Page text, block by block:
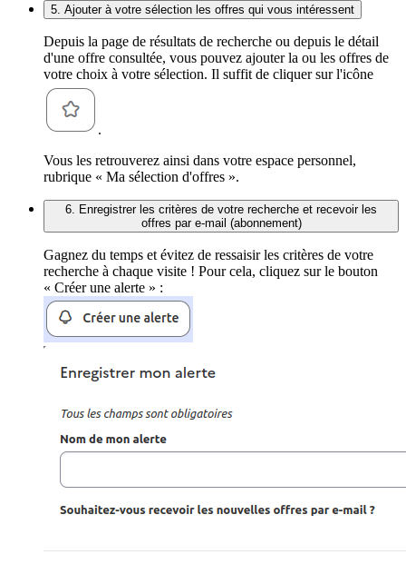
5. Ajouter à votre sélection les offres qui vous intéressent
Depuis la page de résultats de recherche ou depuis le détail
d'une offre consultée, vous pouvez ajouter la ou les offres de
votre choix à votre sélection. Il suffit de cliquer sur l'icône
.
Vous les retrouverez ainsi dans votre espace personnel,
rubrique « Ma sélection d'offres ».
6. Enregistrer les critères de votre recherche et recevoir les
offres par e-mail (abonnement)
Gagnez du temps et évitez de ressaisir les critères de votre
recherche à chaque visite ! Pour cela, cliquez sur le bouton
« Créer une alerte » :